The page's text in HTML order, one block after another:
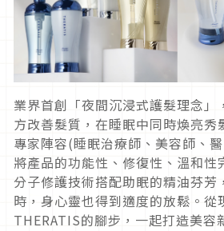
業界首創「夜間沉浸式護髮理念」
方改善髮質，在睡眠中同時煥亮秀
專家陣容(睡眠治療師、美容師、
將產品的功能性、修復性、溫和性
分子修護技術搭配助眠的精油芬芳
時，身心靈也得到適度的放鬆。從
THERATIS的腳步，一起打造美容